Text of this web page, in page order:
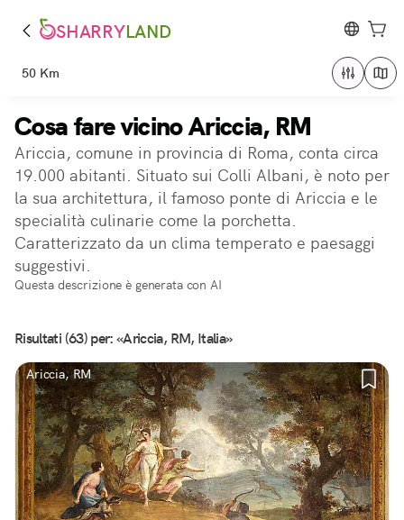
SHARRYLAND
50 Km
Cosa fare vicino Ariccia, RM
Ariccia, comune in provincia di Roma, conta circa
19.000 abitanti. Situato sui Colli Albani, è noto per
la sua architettura, il famoso ponte di Ariccia e le
specialità culinarie come la porchetta.
Caratterizzato da un clima temperato e paesaggi
suggestivi.
Questa descrizione è generata con AI
Risultati (63) per: «Ariccia, RM, Italia»
Ariccia, RM